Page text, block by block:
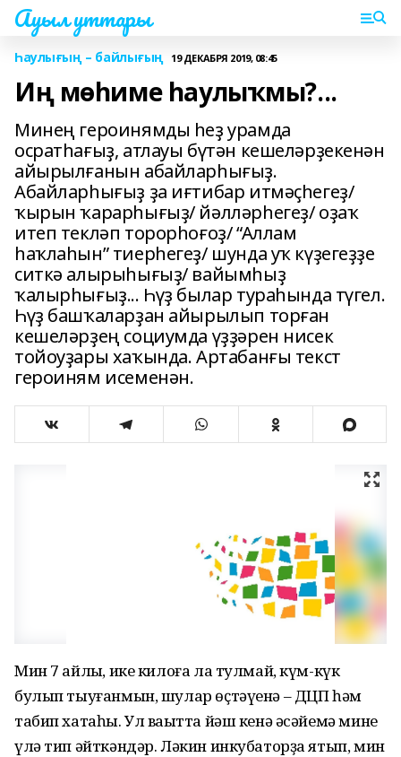
Ауыл уттары
Һаулығың – байлығың 19 ДЕКАБРЯ 2019, 08:45
Иң мөһиме һаулыҡмы?...
Минең героинямды һеҙ урамда
осратһағыҙ, атлауы бүтән кешеләрҙекенән
айырылғанын абайларһығыҙ.
Абайларһығыҙ ҙа иғтибар итмәҫһегеҙ/
ҡырын ҡарарһығыҙ/ йәлләрһегеҙ/ оҙаҡ
итеп текләп торорһоғоҙ/ “Аллам
һаҡлаһын” тиерһегеҙ/ шунда уҡ күҙегеҙҙе
ситкә алырыһығыҙ/ вайымһыҙ
ҡалырһығыҙ... Һүҙ былар тураһында түгел.
Һүҙ башҡаларҙан айырылып торған
кешеләрҙең социумда үҙҙәрен нисек
тойоуҙары хаҡында. Артабанғы текст
героиням исеменән.
Мин 7 айлыҡ, ике килоға ла тулмай, күм-күк
булып тыуғанмын, шулар өҫтәүенә – ДЦП һәм
табип хатаһы. Ул ваҡытта йәш кенә әсәйемә мине
үлә тип әйткәндәр. Ләкин инкубаторҙа ятып, мин